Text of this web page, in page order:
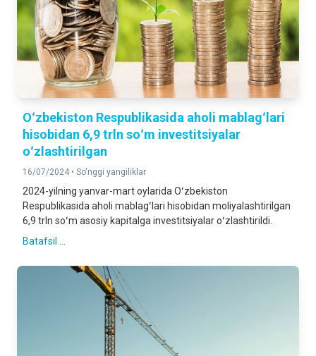
Oʻzbekiston Respublikasida aholi mablagʻlari
hisobidan 6,9 trln soʻm investitsiyalar
oʻzlashtirilgan
16/07/2024 • So'nggi yangiliklar
2024-yilning yanvar-mart oylarida Oʻzbekiston
Respublikasida aholi mablagʻlari hisobidan moliyalashtirilgan
6,9 trln soʻm asosiy kapitalga investitsiyalar oʻzlashtirildi.
Batafsil ...